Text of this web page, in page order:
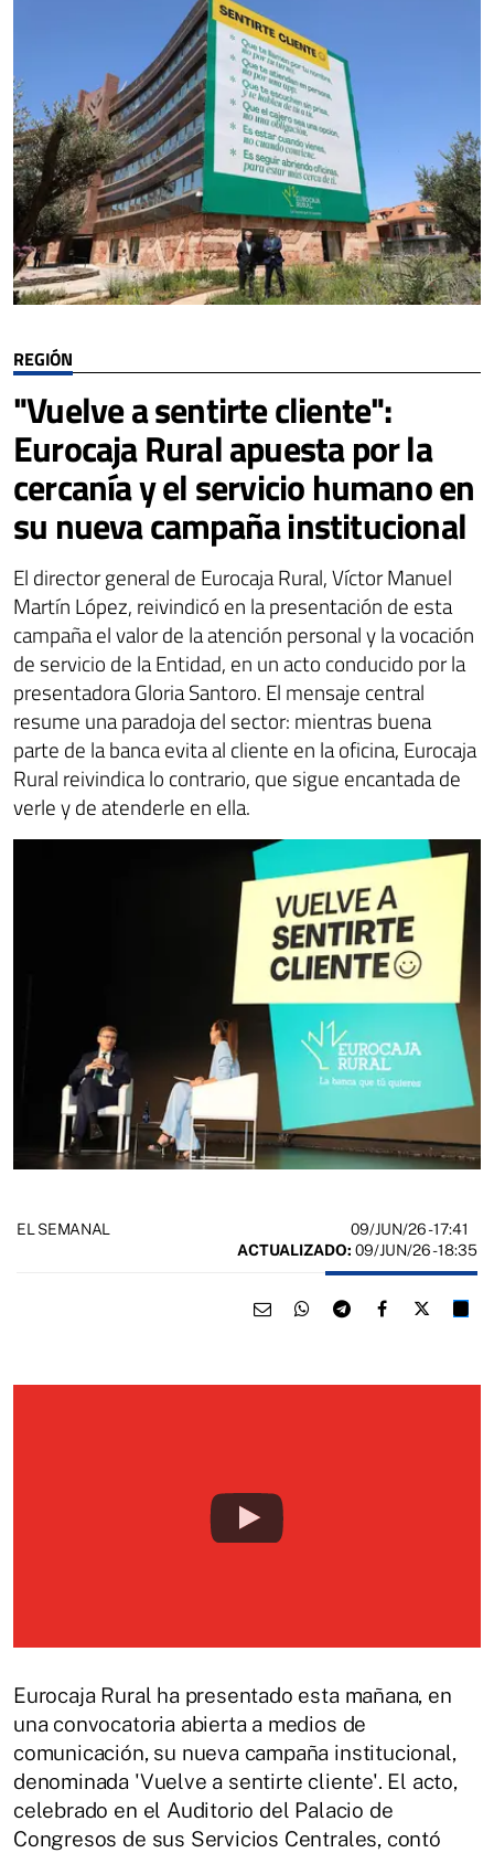
REGIÓN
"Vuelve a sentirte cliente":
Eurocaja Rural apuesta por la
cercanía y el servicio humano en
su nueva campaña institucional
El director general de Eurocaja Rural, Víctor Manuel
Martín López, reivindicó en la presentación de esta
campaña el valor de la atención personal y la vocación
de servicio de la Entidad, en un acto conducido por la
presentadora Gloria Santoro. El mensaje central
resume una paradoja del sector: mientras buena
parte de la banca evita al cliente en la oficina, Eurocaja
Rural reivindica lo contrario, que sigue encantada de
verle y de atenderle en ella.
EL SEMANAL 09/JUN/26- 17:41
ACTUALIZADO: 09/JUN/26 - 18:35
Eurocaja Rural ha presentado esta mañana, en
una convocatoria abierta a medios de
comunicación, su nueva campaña institucional,
denominada 'Vuelve a sentirte cliente'. El acto,
celebrado en el Auditorio del Palacio de
Congresos de sus Servicios Centrales, contó